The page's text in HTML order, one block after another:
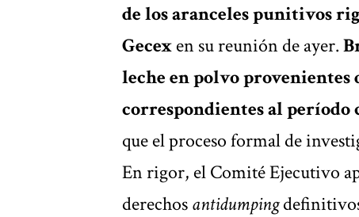
de los aranceles punitivos
Gecexen su reunión de ayer.
leche en polvo
correspondientes al período
que el proceso formal de
En rigor, el Comité Ejecutivo
derechosantidumping